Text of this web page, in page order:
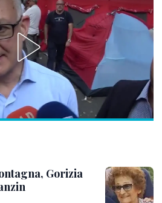
Gorizia